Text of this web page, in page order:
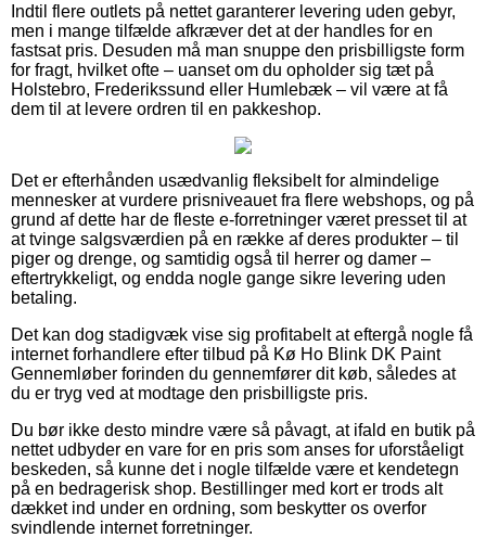
Indtil flere outlets på nettet garanterer levering uden gebyr,
men i mange tilfælde afkræver det at der handles for en
fastsat pris. Desuden må man snuppe den prisbilligste form
for fragt, hvilket ofte – uanset om du opholder sig tæt på
Holstebro, Frederikssund eller Humlebæk – vil være at få
dem til at levere ordren til en pakkeshop.
Det er efterhånden usædvanlig fleksibelt for almindelige
mennesker at vurdere prisniveauet fra flere webshops, og på
grund af dette har de fleste e-forretninger været presset til at
at tvinge salgsværdien på en række af deres produkter – til
piger og drenge, og samtidig også til herrer og damer –
eftertrykkeligt, og endda nogle gange sikre levering uden
betaling.
Det kan dog stadigvæk vise sig profitabelt at eftergå nogle få
internet forhandlere efter tilbud på Kø Ho Blink DK Paint
Gennemløber forinden du gennemfører dit køb, således at
du er tryg ved at modtage den prisbilligste pris.
Du bør ikke desto mindre være så påvagt, at ifald en butik på
nettet udbyder en vare for en pris som anses for uforståeligt
beskeden, så kunne det i nogle tilfælde være et kendetegn
på en bedragerisk shop. Bestillinger med kort er trods alt
dækket ind under en ordning, som beskytter os overfor
svindlende internet forretninger.